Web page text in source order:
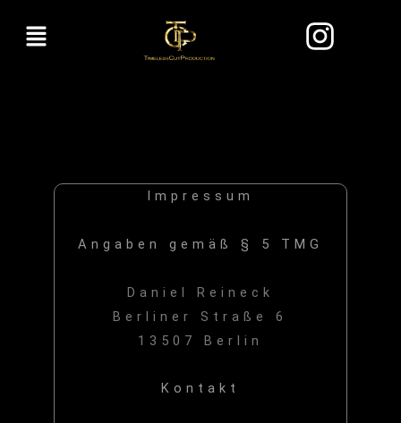
Menü
Impressum
Angaben gemäß § 5 TMG
Daniel Reineck
Berliner Straße 6
13507 Berlin
Kontakt